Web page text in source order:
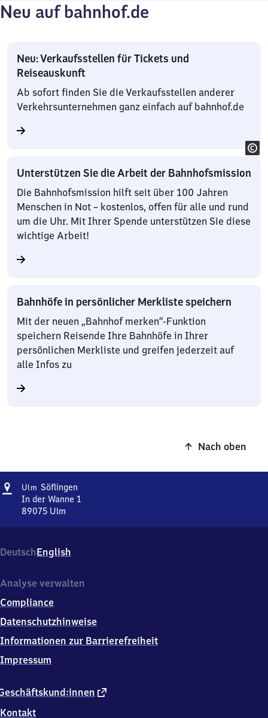
Neu auf bahnhof.de
Neu: Verkaufsstellen für Tickets und
Reiseauskunft
Ab sofort finden Sie die Verkaufsstellen anderer
Verkehrsunternehmen ganz einfach auf bahnhof.de
Unterstützen Sie die Arbeit der Bahnhofsmission
Die Bahnhofsmission hilft seit über 100 Jahren
Menschen in Not – kostenlos, offen für alle und rund
um die Uhr. Mit Ihrer Spende unterstützen Sie diese
wichtige Arbeit!
Bahnhöfe in persönlicher Merkliste speichern
Mit der neuen „Bahnhof merken“-Funktion
speichern Reisende Ihre Bahnhöfe in Ihrer
persönlichen Merkliste und greifen jederzeit auf
alle Infos zu
Nach oben
Adresse
Ulm SöflingenUlm-
Söflingen
In der Wanne 1
89075 Ulm
In
der
1,
9
0
5
Ulm
DeutschEnglish
externer
Kontakt
Analyse verwalten
Compliance
Datenschutzhinweise
Informationen zur Barrierefreiheit
Impressum